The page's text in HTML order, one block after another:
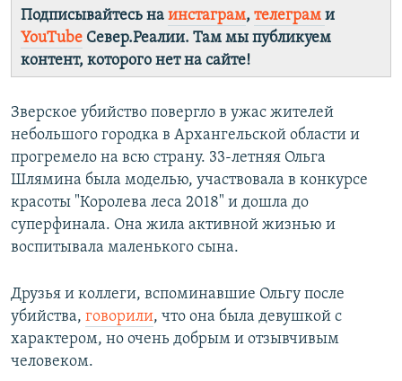
Подписывайтесь на инстаграм, телеграм и
YouTube Север.Реалии. Там мы публикуем
контент, которого нет на сайте!
Зверское убийство повергло в ужас жителей
небольшого городка в Архангельской области и
прогремело на всю страну. 33-летняя Ольга
Шлямина была моделью, участвовала в конкурсе
красоты "Королева леса 2018" и дошла до
суперфинала. Она жила активной жизнью и
воспитывала маленького сына.
Друзья и коллеги, вспоминавшие Ольгу после
убийства, говорили, что она была девушкой с
характером, но очень добрым и отзывчивым
человеком.